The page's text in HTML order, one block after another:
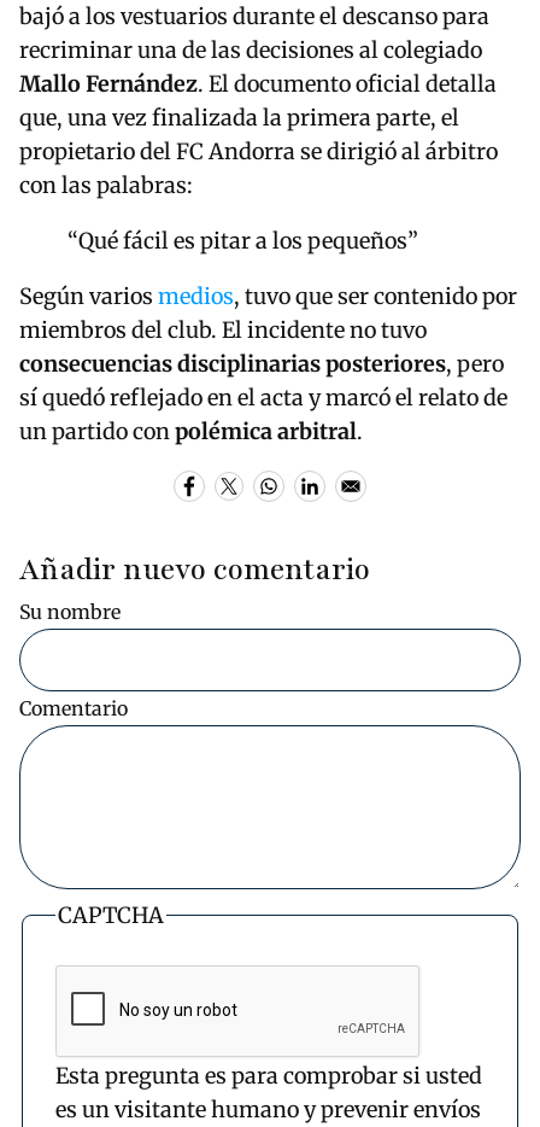
bajó a los vestuarios durante el descanso para
recriminar una de las decisiones al colegiado
Mallo Fernández. El documento oficial detalla
que, una vez finalizada la primera parte, el
propietario del FC Andorra se dirigió al árbitro
con las palabras:
“Qué fácil es pitar a los pequeños”
Según varios medios, tuvo que ser contenido por
miembros del club. El incidente no tuvo
consecuencias disciplinarias posteriores, pero
sí quedó reflejado en el acta y marcó el relato de
un partido conpolémica arbitral.
Añadir nuevo comentario
Su nombre
Comentario
CAPTCHA
Esta pregunta es para comprobar si usted
es un visitante humano y prevenir envíos